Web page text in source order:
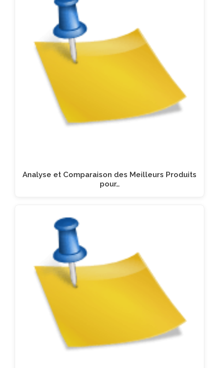
Analyse et Comparaison des Meilleurs Produits
pour…